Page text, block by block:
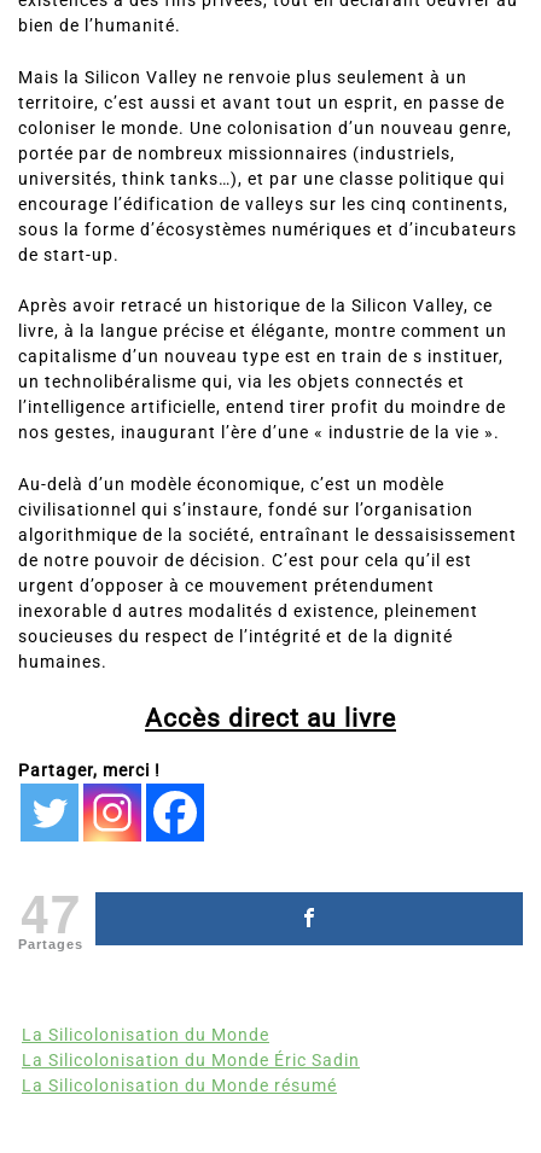
bien de l’humanité.
Mais la Silicon Valley ne renvoie plus seulement à un
territoire, c’est aussi et avant tout un esprit, en passe de
coloniser le monde. Une colonisation d’un nouveau genre,
portée par de nombreux missionnaires (industriels,
universités, think tanks…), et par une classe politique qui
encourage l’édification de valleys sur les cinq continents,
sous la forme d’écosystèmes numériques et d’incubateurs
de start-up.
Après avoir retracé un historique de la Silicon Valley, ce
livre, à la langue précise et élégante, montre comment un
capitalisme d’un nouveau type est en train de s instituer,
un technolibéralisme qui, via les objets connectés et
l’intelligence artificielle, entend tirer profit du moindre de
nos gestes, inaugurant l’ère d’une « industrie de la vie ».
Au-delà d’un modèle économique, c’est un modèle
civilisationnel qui s’instaure, fondé sur l’organisation
algorithmique de la société, entraînant le dessaisissement
de notre pouvoir de décision. C’est pour cela qu’il est
urgent d’opposer à ce mouvement prétendument
inexorable d autres modalités d existence, pleinement
soucieuses du respect de l’intégrité et de la dignité
humaines.
Accès direct au livre
Partager, merci !
47
Partages
La Silicolonisation du Monde
La Silicolonisation du Monde Éric Sadin
La Silicolonisation du Monde résumé